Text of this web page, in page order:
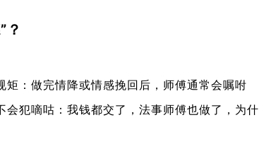
？
：做完情降或情感挽回后，师傅通常会嘱咐
犯嘀咕：我钱都交了，法事师傅也做了，为什